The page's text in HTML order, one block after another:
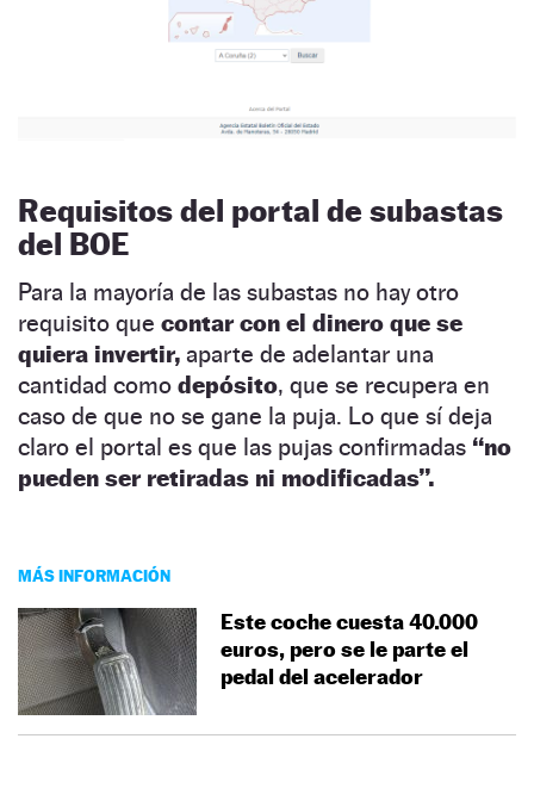
Requisitos del portal de subastas
del BOE
Para la mayoría de las subastas no hay otro
requisito que contar con el dinero que se
quiera invertir, aparte de adelantar una
cantidad como depósito, que se recupera en
caso de que no se gane la puja. Lo que sí deja
claro el portal es que las pujas confirmadas “no
pueden ser retiradas ni modificadas”.
MÁS INFORMACIÓN
Este coche cuesta 40.000
euros, pero se le parte el
pedal del acelerador